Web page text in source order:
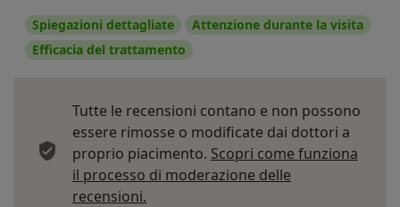
Spiegazioni dettagliate
Attenzione durante la visita
Efficacia del trattamento
Tutte le recensioni contano e non possono
essere rimosse o modificate dai dottori a
proprio piacimento. Scopri come funziona
il processo di moderazione delle
recensioni.